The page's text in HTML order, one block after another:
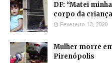
DF: “Matei
corpo da criança
Fevereiro 13, 2020
Mulher morre
Pirenópolis